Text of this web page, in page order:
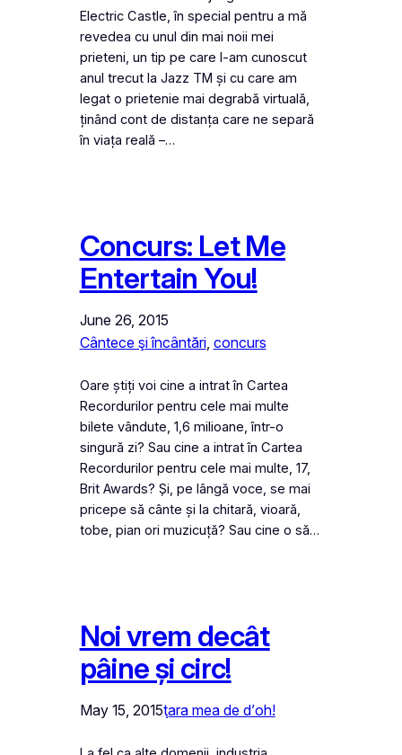
Electric Castle, în special pentru a mă
revedea cu unul din mai noii mei
prieteni, un tip pe care l-am cunoscut
anul trecut la Jazz TM și cu care am
legat o prietenie mai degrabă virtuală,
ținând cont de distanța care ne separă
în viața reală –…
Concurs: Let Me
Entertain You!
June 26, 2015
Cântece şi încântări, concurs
Oare știți voi cine a intrat în Cartea
Recordurilor pentru cele mai multe
bilete vândute, 1,6 milioane, într-o
singură zi? Sau cine a intrat în Cartea
Recordurilor pentru cele mai multe, 17,
Brit Awards? Și, pe lângă voce, se mai
pricepe să cânte și la chitară, vioară,
tobe, pian ori muzicuță? Sau cine o să…
Noi vrem decât
pâine și circ!
May 15, 2015ţara mea de d’oh!